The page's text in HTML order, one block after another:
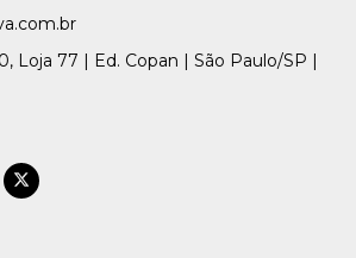
Loja 77 | Ed. Copan | São Paulo/SP |